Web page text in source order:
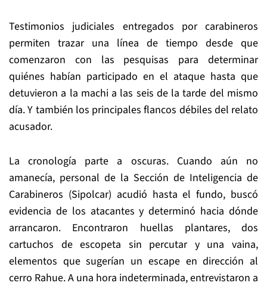
Testimonios judiciales entregados por carabineros
permiten trazar una línea de tiempo desde que
comenzaron con las pesquisas para determinar
quiénes habían participado en el ataque hasta que
detuvieron a la machi a las seis de la tarde del mismo
día. Y también los principales flancos débiles del relato
acusador.
La cronología parte a oscuras. Cuando aún no
amanecía, personal de la Sección de Inteligencia de
Carabineros (Sipolcar) acudió hasta el fundo, buscó
evidencia de los atacantes y determinó hacia dónde
arrancaron. Encontraron huellas plantares, dos
cartuchos de escopeta sin percutar y una vaina,
elementos que sugerían un escape en dirección al
cerro Rahue. A una hora indeterminada, entrevistaron a